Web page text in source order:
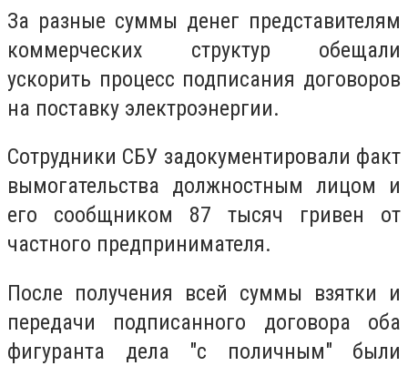
За разные суммы денег представителям
коммерческих структур обещали
ускорить процесс подписания договоров
на поставку электроэнергии.
Сотрудники СБУ задокументировали факт
вымогательства должностным лицом и
его сообщником 87 тысяч гривен от
частного предпринимателя.
После получения всей суммы взятки и
передачи подписанного договора оба
фигуранта дела ″с поличным″ были